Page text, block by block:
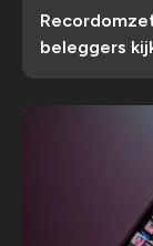
beleggers